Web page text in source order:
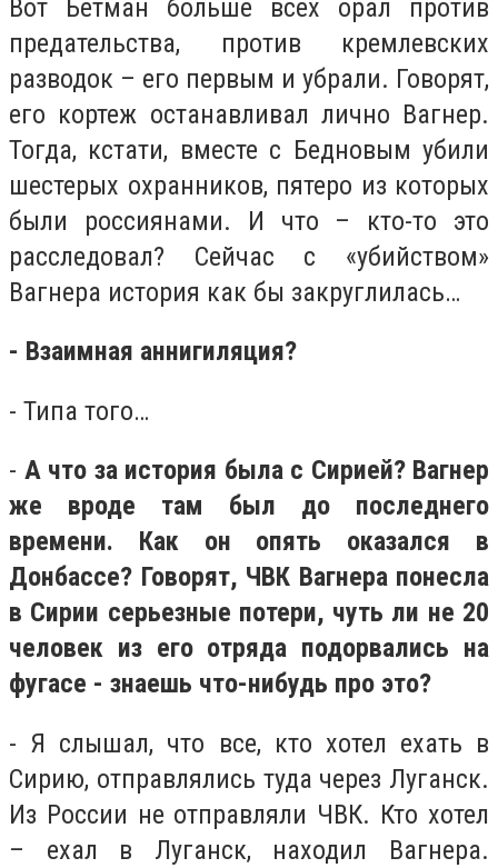
Вот Бетман больше всех орал против
предательства, против кремлевских
разводок – его первым и убрали. Говорят,
его кортеж останавливал лично Вагнер.
Тогда, кстати, вместе с Бедновым убили
шестерых охранников, пятеро из которых
были россиянами. И что – кто-то это
расследовал? Сейчас с «убийством»
Вагнера история как бы закруглилась…
- Взаимная аннигиляция?
- Типа того…
- А что за история была с Сирией? Вагнер
же вроде там был до последнего
времени. Как он опять оказался в
Донбассе? Говорят, ЧВК Вагнера понесла
в Сирии серьезные потери, чуть ли не 20
человек из его отряда подорвались на
фугасе - знаешь что-нибудь про это?
- Я слышал, что все, кто хотел ехать в
Сирию, отправлялись туда через Луганск.
Из России не отправляли ЧВК. Кто хотел
– ехал в Луганск, находил Вагнера.